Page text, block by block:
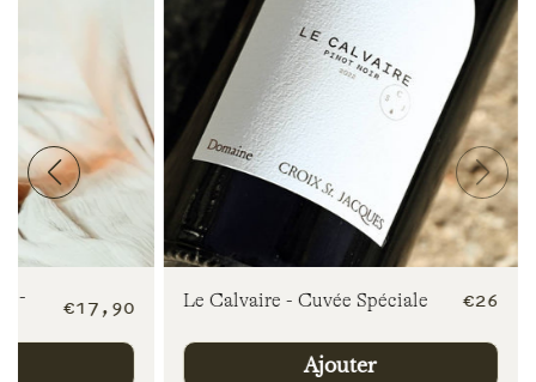
-
Prix
habituel
€17,90 Le Calvaire - Cuvée Spéciale
Prix
€26
Ajouter